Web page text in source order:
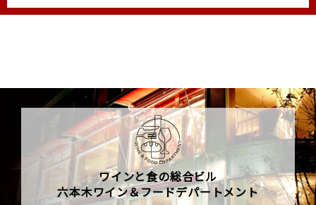
ワインと食の総合ビル
六本木ワイン＆フードデパートメント